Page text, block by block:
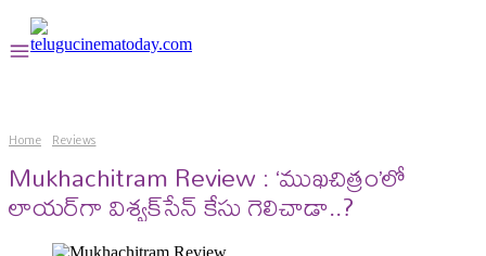
Home Reviews
Mukhachitram Review : ‘ముఖచిత్రం’లో
లాయర్​గా విశ్వక్​సేన్​ కేసు గెలిచాడా..?